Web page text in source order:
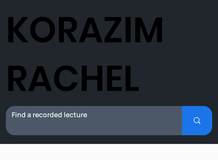
KORAZIM
RACHEL